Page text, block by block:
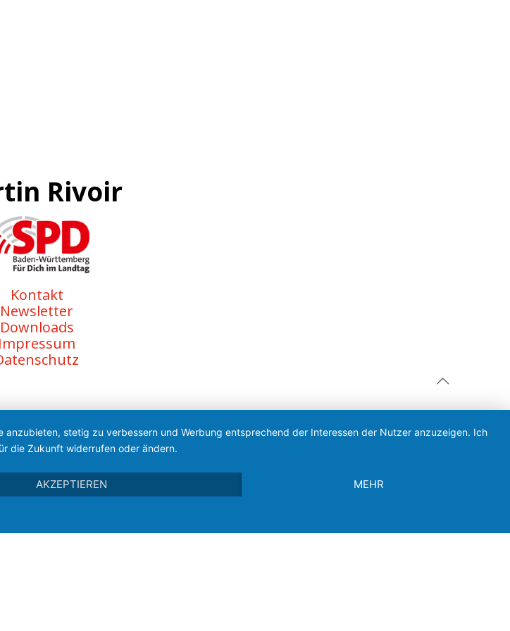
Rivoir
Kontakt
Newsletter
Downloads
Impressum
stetig zu verbessern und Werbung entsprechend der Interessen der Nutzer anzuzeigen. Ich
die Zukunft widerrufen oder ändern.
AKZEPTIEREN MEHR